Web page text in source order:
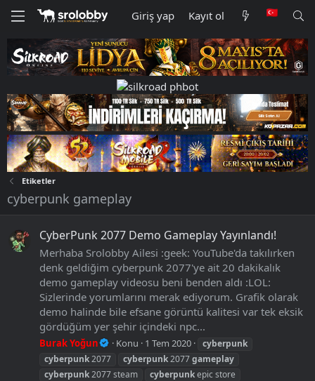
Giriş yap Kayıt ol
Etiketler
cyberpunk gameplay
CyberPunk 2077 Demo Gameplay Yayınlandı!
Merhaba Srolobby Ailesi :geek: YouTube'da takılırken
denk geldiğim cyberpunk 2077'ye ait 20 dakikalık
demo gameplay videosu beni benden aldı :LOL:
Sizlerinde yorumlarını merak ediyorum. Grafik olarak
demo halinde bile efsane görüntü kalitesi var tek eksik
gördüğüm yer şehir içindeki npc...
Burak Yoğun Konu 1 Tem 2020
cyberpunk
cyberpunk2077 cyberpunk2077gameplay
cyberpunk2077 steam cyberpunkepic store